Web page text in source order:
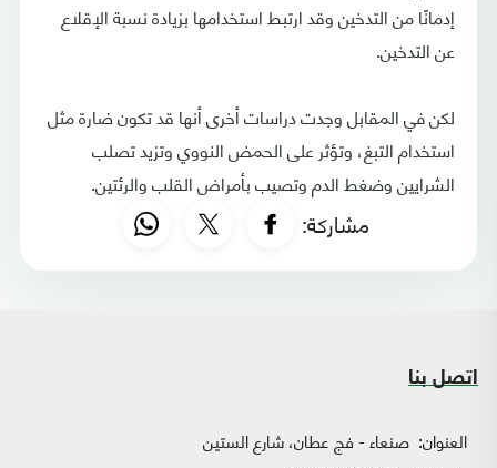
إدمانًا من التدخين وقد ارتبط استخدامها بزيادة نسبة الإقلاع
عن التدخين.
لكن في المقابل وجدت دراسات أخرى أنها قد تكون ضارة مثل
استخدام التبغ، وتؤثر على الحمض النووي وتزيد تصلب
الشرايين وضغط الدم وتصيب بأمراض القلب والرئتين.
مشاركة:
اتصل بنا
العنوان: صنعاء - فج عطان، شارع الستين